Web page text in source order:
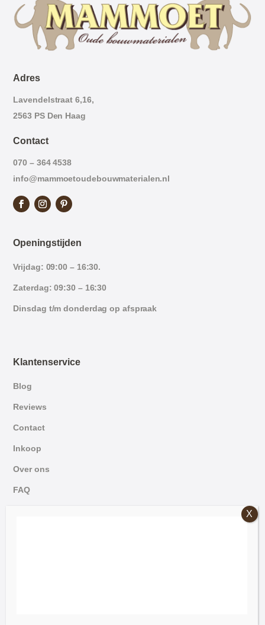
Adres
Lavendelstraat 6,16,
2563 PS Den Haag
Contact
070 – 364 4538
info@mammoetoudebouwmaterialen.nl
Openingstijden
Vrijdag: 09:00 – 16:30.
Zaterdag: 09:30 – 16:30
Dinsdag t/m donderdag op afspraak
Klantenservice
Blog
Reviews
Contact
Inkoop
Over ons
FAQ